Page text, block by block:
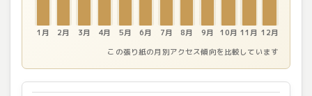
1月 2月 3月 4月 5月 6月 7月 8月 9月 10月 11月 12月
この張り紙の月別アクセス傾向を比較しています